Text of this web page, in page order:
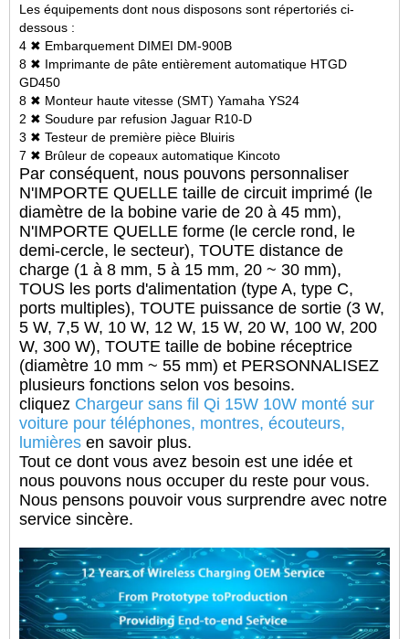
Les équipements dont nous disposons sont répertoriés ci-
dessous :
4 ✖ Embarquement DIMEI DM-900B
8 ✖ Imprimante de pâte entièrement automatique HTGD
GD450
8 ✖ Monteur haute vitesse (SMT) Yamaha YS24
2 ✖ Soudure par refusion Jaguar R10-D
3 ✖ Testeur de première pièce Bluiris
7 ✖ Brûleur de copeaux automatique Kincoto
Par conséquent, nous pouvons personnaliser
N'IMPORTE QUELLE taille de circuit imprimé (le
diamètre de la bobine varie de 20 à 45 mm),
N'IMPORTE QUELLE forme (le cercle rond, le
demi-cercle, le secteur), TOUTE distance de
charge (1 à 8 mm, 5 à 15 mm, 20 ~ 30 mm),
TOUS les ports d'alimentation (type A, type C,
ports multiples), TOUTE puissance de sortie (3 W,
5 W, 7,5 W, 10 W, 12 W, 15 W, 20 W, 100 W, 200
W, 300 W), TOUTE taille de bobine réceptrice
(diamètre 10 mm ~ 55 mm) et PERSONNALISEZ
plusieurs fonctions selon vos besoins.
cliquez Chargeur sans fil Qi 15W 10W monté sur
voiture pour téléphones, montres, écouteurs,
lumières en savoir plus.
Tout ce dont vous avez besoin est une idée et
nous pouvons nous occuper du reste pour vous.
Nous pensons pouvoir vous surprendre avec notre
service sincère.